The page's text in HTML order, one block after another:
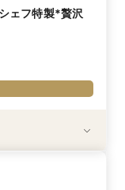
ェフ特製*贅沢